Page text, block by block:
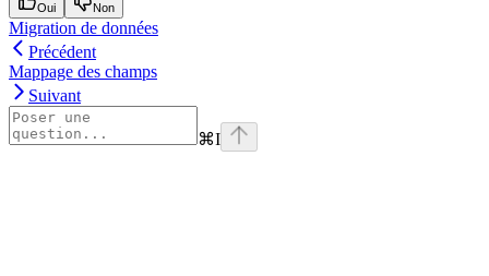
Oui Non
Migration de données
Précédent
Mappage des champs
Suivant
⌘I